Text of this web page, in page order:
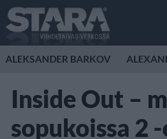
ALEKSANDER BARKOV
Inside Out –
sopukoissa 2